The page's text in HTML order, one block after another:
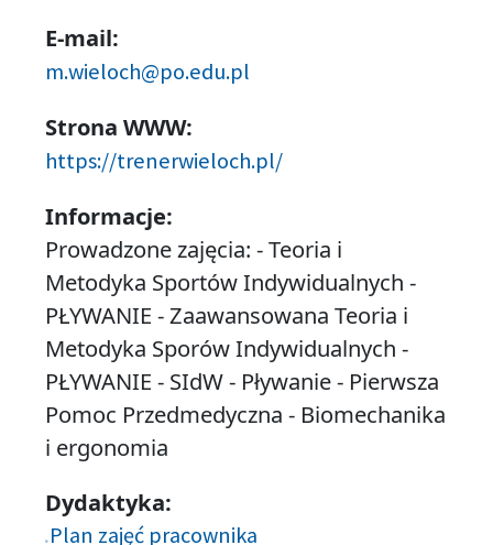
E-mail:
m.wieloch@po.edu.pl
Strona WWW:
https://trenerwieloch.pl/
Informacje:
Prowadzone zajęcia: - Teoria i
Metodyka Sportów Indywidualnych -
PŁYWANIE - Zaawansowana Teoria i
Metodyka Sporów Indywidualnych -
PŁYWANIE - SIdW - Pływanie - Pierwsza
Pomoc Przedmedyczna - Biomechanika
i ergonomia
Dydaktyka:
Plan zajęć pracownika